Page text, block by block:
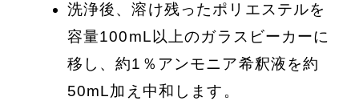
洗浄後、溶け残ったポリエステルを
容量100mL以上のガラスビーカーに
移し、約1％アンモニア希釈液を約
50mL加え中和します。